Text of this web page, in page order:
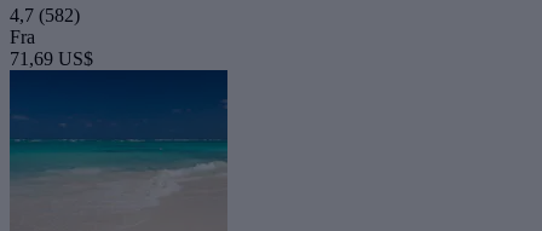
4,7 (582)
Fra
71,69 US$